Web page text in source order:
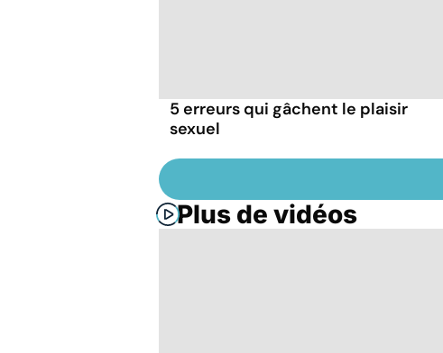
5 erreurs qui gâchent le plaisir
sexuel
Plus de vidéos